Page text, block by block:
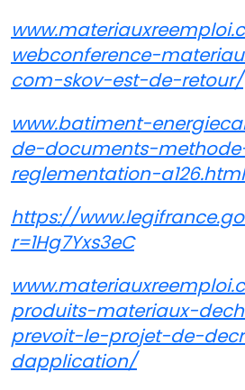
webconference-
com-skov-est-de-retour/
www.batiment-
de-documents-
reglementation-a126.html
https://
r=1Hg7Yxs3eC
produits-materiaux-
prevoit-le-projet-de-
dapplication/